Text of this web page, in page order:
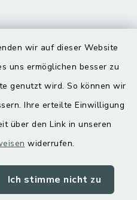
wir auf dieser Website
uns ermöglichen besser zu
genutzt wird. So können wir
Ihre erteilte Einwilligung
über den Link in unseren
widerrufen.
Ich stimme nicht zu